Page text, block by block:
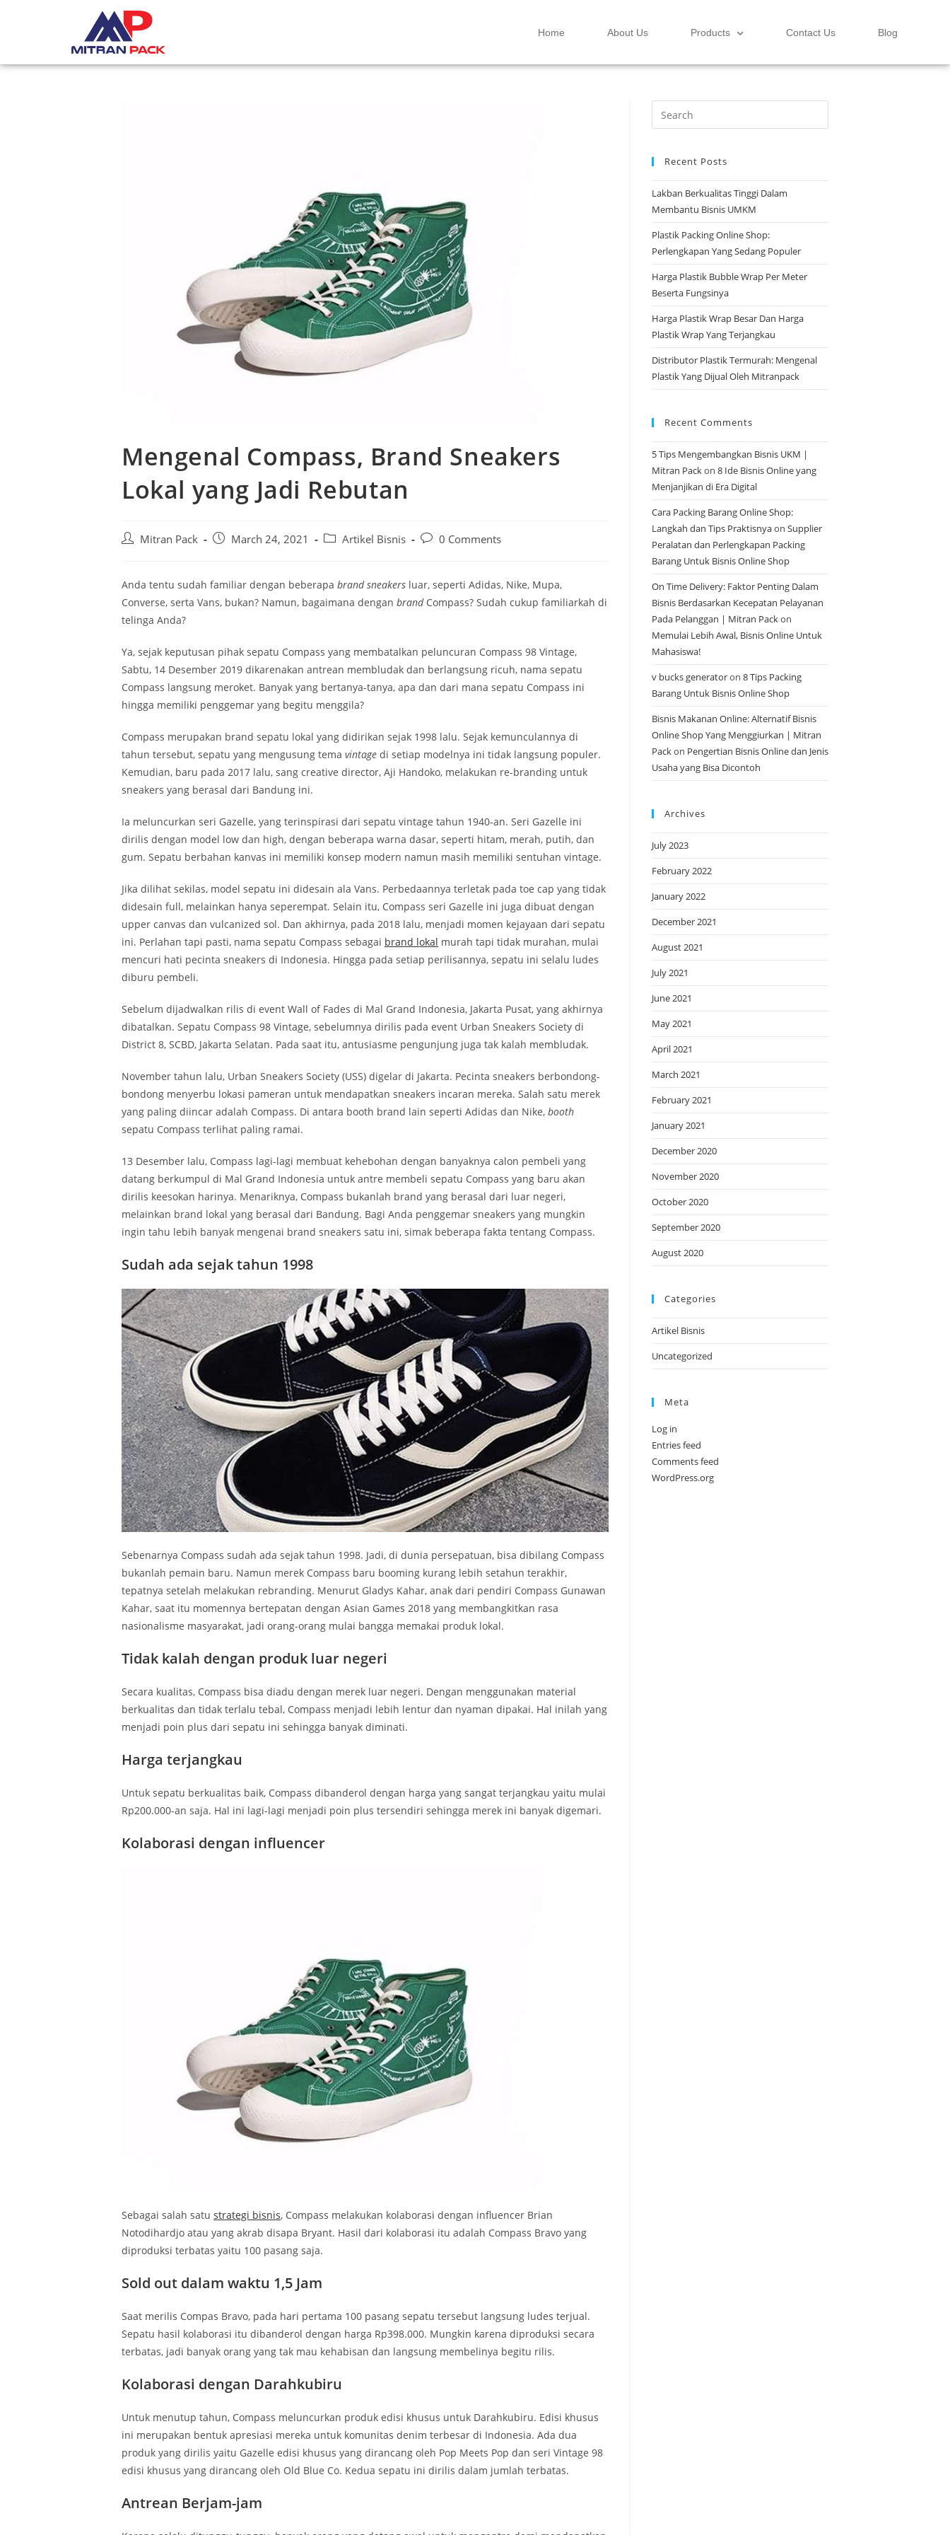
Home About Us Products Contact Us Blog
Mengenal Compass, Brand Sneakers
Lokal yang Jadi Rebutan
Mitran Pack March 24, 2021 Artikel Bisnis 0 Comments
Anda tentu sudah familiar dengan beberapa brand sneakers luar, seperti Adidas, Nike, Mupa,
Converse, serta Vans, bukan? Namun, bagaimana dengan brand Compass? Sudah cukup familiarkah di
telinga Anda?
Ya, sejak keputusan pihak sepatu Compass yang membatalkan peluncuran Compass 98 Vintage,
Sabtu, 14 Desember 2019 dikarenakan antrean membludak dan berlangsung ricuh, nama sepatu
Compass langsung meroket. Banyak yang bertanya-tanya, apa dan dari mana sepatu Compass ini
hingga memiliki penggemar yang begitu menggila?
Compass merupakan brand sepatu lokal yang didirikan sejak 1998 lalu. Sejak kemunculannya di
tahun tersebut, sepatu yang mengusung tema vintage di setiap modelnya ini tidak langsung populer.
Kemudian, baru pada 2017 lalu, sang creative director, Aji Handoko, melakukan re-branding untuk
sneakers yang berasal dari Bandung ini.
Ia meluncurkan seri Gazelle, yang terinspirasi dari sepatu vintage tahun 1940-an. Seri Gazelle ini
dirilis dengan model low dan high, dengan beberapa warna dasar, seperti hitam, merah, putih, dan
gum. Sepatu berbahan kanvas ini memiliki konsep modern namun masih memiliki sentuhan vintage.
Jika dilihat sekilas, model sepatu ini didesain ala Vans. Perbedaannya terletak pada toe cap yang tidak
didesain full, melainkan hanya seperempat. Selain itu, Compass seri Gazelle ini juga dibuat dengan
upper canvas dan vulcanized sol. Dan akhirnya, pada 2018 lalu, menjadi momen kejayaan dari sepatu
ini. Perlahan tapi pasti, nama sepatu Compass sebagai brand lokal murah tapi tidak murahan, mulai
mencuri hati pecinta sneakers di Indonesia. Hingga pada setiap perilisannya, sepatu ini selalu ludes
diburu pembeli.
Sebelum dijadwalkan rilis di event Wall of Fades di Mal Grand Indonesia, Jakarta Pusat, yang akhirnya
dibatalkan. Sepatu Compass 98 Vintage, sebelumnya dirilis pada event Urban Sneakers Society di
District 8, SCBD, Jakarta Selatan. Pada saat itu, antusiasme pengunjung juga tak kalah membludak.
November tahun lalu, Urban Sneakers Society (USS) digelar di Jakarta. Pecinta sneakers berbondong-
bondong menyerbu lokasi pameran untuk mendapatkan sneakers incaran mereka. Salah satu merek
yang paling diincar adalah Compass. Di antara booth brand lain seperti Adidas dan Nike, booth
sepatu Compass terlihat paling ramai.
13 Desember lalu, Compass lagi-lagi membuat kehebohan dengan banyaknya calon pembeli yang
datang berkumpul di Mal Grand Indonesia untuk antre membeli sepatu Compass yang baru akan
dirilis keesokan harinya. Menariknya, Compass bukanlah brand yang berasal dari luar negeri,
melainkan brand lokal yang berasal dari Bandung. Bagi Anda penggemar sneakers yang mungkin
ingin tahu lebih banyak mengenai brand sneakers satu ini, simak beberapa fakta tentang Compass.
Sudah ada sejak tahun 1998
Sebenarnya Compass sudah ada sejak tahun 1998. Jadi, di dunia persepatuan, bisa dibilang Compass
bukanlah pemain baru. Namun merek Compass baru booming kurang lebih setahun terakhir,
tepatnya setelah melakukan rebranding. Menurut Gladys Kahar, anak dari pendiri Compass Gunawan
Kahar, saat itu momennya bertepatan dengan Asian Games 2018 yang membangkitkan rasa
nasionalisme masyarakat, jadi orang-orang mulai bangga memakai produk lokal.
Tidak kalah dengan produk luar negeri
Secara kualitas, Compass bisa diadu dengan merek luar negeri. Dengan menggunakan material
berkualitas dan tidak terlalu tebal, Compass menjadi lebih lentur dan nyaman dipakai. Hal inilah yang
menjadi poin plus dari sepatu ini sehingga banyak diminati.
Harga terjangkau
Untuk sepatu berkualitas baik, Compass dibanderol dengan harga yang sangat terjangkau yaitu mulai
Rp200.000-an saja. Hal ini lagi-lagi menjadi poin plus tersendiri sehingga merek ini banyak digemari.
Kolaborasi dengan influencer
Sebagai salah satu strategi bisnis, Compass melakukan kolaborasi dengan influencer Brian
Notodihardjo atau yang akrab disapa Bryant. Hasil dari kolaborasi itu adalah Compass Bravo yang
diproduksi terbatas yaitu 100 pasang saja.
Sold out dalam waktu 1,5 Jam
Saat merilis Compas Bravo, pada hari pertama 100 pasang sepatu tersebut langsung ludes terjual.
Sepatu hasil kolaborasi itu dibanderol dengan harga Rp398.000. Mungkin karena diproduksi secara
terbatas, jadi banyak orang yang tak mau kehabisan dan langsung membelinya begitu rilis.
Kolaborasi dengan Darahkubiru
Untuk menutup tahun, Compass meluncurkan produk edisi khusus untuk Darahkubiru. Edisi khusus
ini merupakan bentuk apresiasi mereka untuk komunitas denim terbesar di Indonesia. Ada dua
produk yang dirilis yaitu Gazelle edisi khusus yang dirancang oleh Pop Meets Pop dan seri Vintage 98
edisi khusus yang dirancang oleh Old Blue Co. Kedua sepatu ini dirilis dalam jumlah terbatas.
Antrean Berjam-jam
Recent Posts
Lakban Berkualitas Tinggi Dalam
Membantu Bisnis UMKM
Plastik Packing Online Shop:
Perlengkapan Yang Sedang Populer
Harga Plastik Bubble Wrap Per Meter
Beserta Fungsinya
Harga Plastik Wrap Besar Dan Harga
Plastik Wrap Yang Terjangkau
Distributor Plastik Termurah: Mengenal
Plastik Yang Dijual Oleh Mitranpack
Recent Comments
5 Tips Mengembangkan Bisnis UKM |
Mitran Packon 8 Ide Bisnis Online yang
Menjanjikan di Era Digital
Cara Packing Barang Online Shop:
Langkah dan Tips Praktisnyaon Supplier
Peralatan dan Perlengkapan Packing
Barang Untuk Bisnis Online Shop
On Time Delivery: Faktor Penting Dalam
Bisnis Berdasarkan Kecepatan Pelayanan
Pada Pelanggan | Mitran Packon
Memulai Lebih Awal, Bisnis Online Untuk
Mahasiswa!
v bucks generatoron 8 Tips Packing
Barang Untuk Bisnis Online Shop
Bisnis Makanan Online: Alternatif Bisnis
Online Shop Yang Menggiurkan | Mitran
Packon Pengertian Bisnis Online dan Jenis
Usaha yang Bisa Dicontoh
Archives
July 2023
February 2022
January 2022
December 2021
August 2021
July 2021
June 2021
May 2021
April 2021
March 2021
February 2021
January 2021
December 2020
November 2020
October 2020
September 2020
August 2020
Categories
Artikel Bisnis
Uncategorized
Meta
Log in
Entries feed
Comments feed
WordPress.org